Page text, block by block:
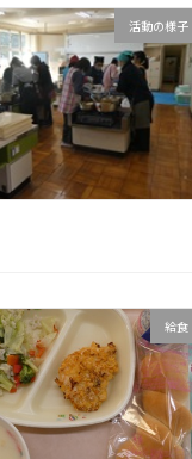
活動の様子
給食